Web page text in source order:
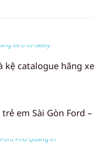
kệ catalogue hãng xe
em Sài Gòn Ford –